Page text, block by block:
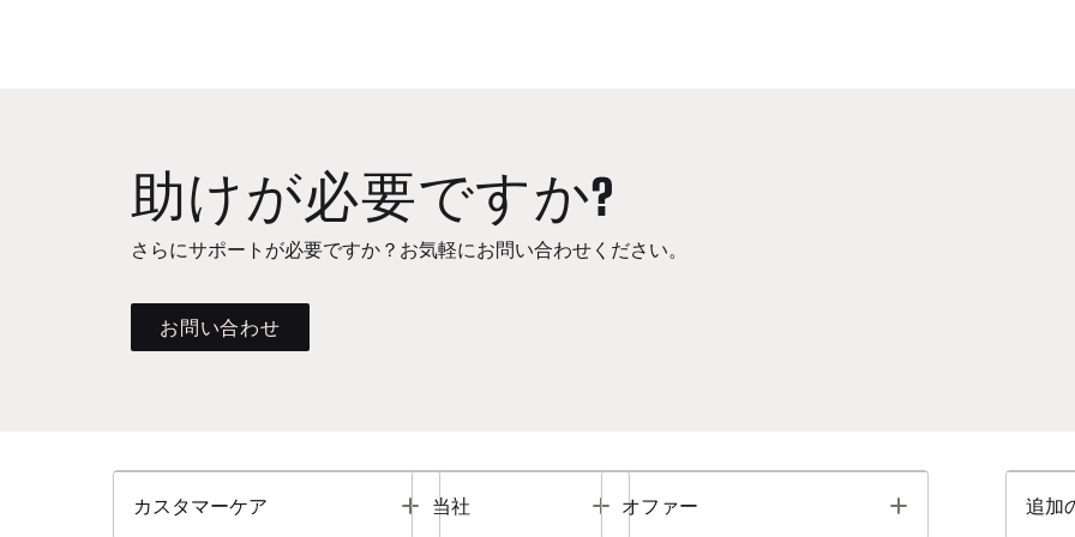
助けが必要ですか?
さらにサポートが必要ですか？お気軽にお問い合わせください。
お問い合わせ
カスタマーケア Toggle
当社 Toggle
オファー Toggle 追加